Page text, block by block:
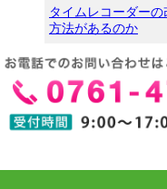
タイムレコーダー
方法があるのか